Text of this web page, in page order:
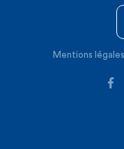
Mentions légales